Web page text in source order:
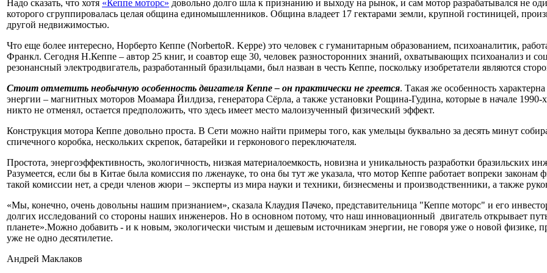
Надо сказать, что хотя «Кеппе моторс» довольно долго шла к признанию и выходу на рынок, и сам мотор разрабатывался не
которого сгруппировалась целая община единомышленников. Община владеет 17 гектарами земли, крупной гостиницей,
другой недвижимостью.
Что еще более интересно, Норберто Кеппе (NorbertoR. Keppe) это человек с гуманитарным образованием, психоаналитик,
Франкл. Сегодня Н.Кеппе – автор 25 книг, и соавтор еще 30, человек разносторонних знаний, охватывающих психоанализ и
резонансный электродвигатель, разработанный бразильцами, был назван в честь Кеппе, поскольку изобретатели являются
Стоит отметить необычную особенность двигателя Кеппе – он практически не греется. Такая же особенность
энергии – магнитных моторов Моамара Йилдиза, генератора Сёрла, а также установки Рощина-Гудина, которые в начале 1990-х
никто не отменял, остается предположить, что здесь имеет место малоизученный физический эффект.
Конструкция мотора Кеппе довольно проста. В Сети можно найти примеры того, как умельцы буквально за десять минут
спичечного коробка, нескольких скрепок, батарейки и герконового переключателя.
Простота, энергоэффективность, экологичность, низкая материалоемкость, новизна и уникальность разработки бразильских
Разумеется, если бы в Китае была комиссия по лженауке, то она бы тут же указала, что мотор Кеппе работает вопреки
такой комиссии нет, а среди членов жюри – эксперты из мира науки и техники, бизнесмены и производственники, а также
«Мы, конечно, очень довольны нашим признанием», сказала Клаудия Пачеко, представительница "Кеппе моторс" и его
долгих исследований со стороны наших инженеров. Но в основном потому, что наш инновационный двигатель открывает
планете».Можно добавить - и к новым, экологически чистым и дешевым источникам энергии, не говоря уже о новой физике,
уже не одно десятилетие.
Андрей Маклаков